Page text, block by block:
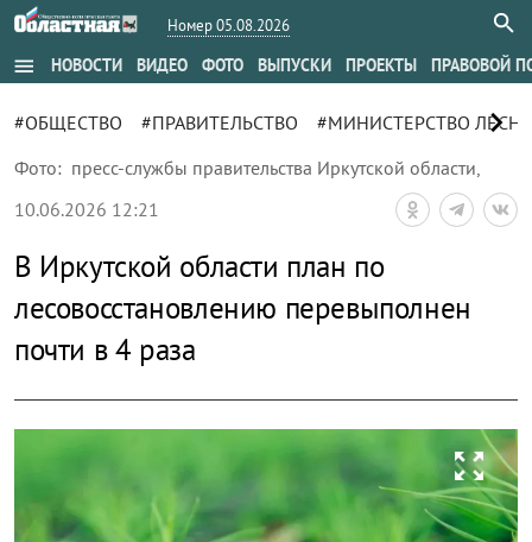
Номер 05.08.2026
menu НОВОСТИ ВИДЕО ФОТО ВЫПУСКИ ПРОЕКТЫ ПРАВОВОЙ
#ОБЩЕСТВО #ПРАВИТЕЛЬСТВО #МИНИСТЕРСТВО chevron_right
Фото: пресс-службы правительства Иркутской области,
10.06.2026 12:21
В Иркутской области план по
лесовосстановлению перевыполнен
почти в 4 раза
zoom_out_map